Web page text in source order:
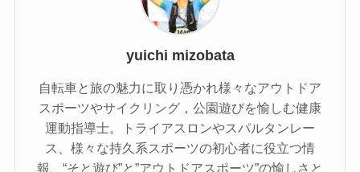
yuichi mizobata
自転車と旅の魅力に取り憑かれ様々なアウトドア
スポーツやサイクリング，公園遊びを愉しむ健康
運動指導士。トライアスロンやスパルタンレー
ス、様々な持久系スポーツの初心者に役立つ情
報、“そと遊び”と”アウトドアスポーツ”の愉しさと